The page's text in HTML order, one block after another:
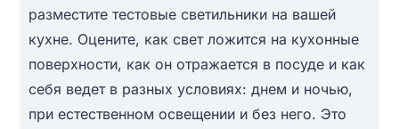
разместите тестовые светильники на вашей
кухне. Оцените, как свет ложится на кухонные
поверхности, как он отражается в посуде и как
себя ведет в разных условиях: днем и ночью,
при естественном освещении и без него. Это